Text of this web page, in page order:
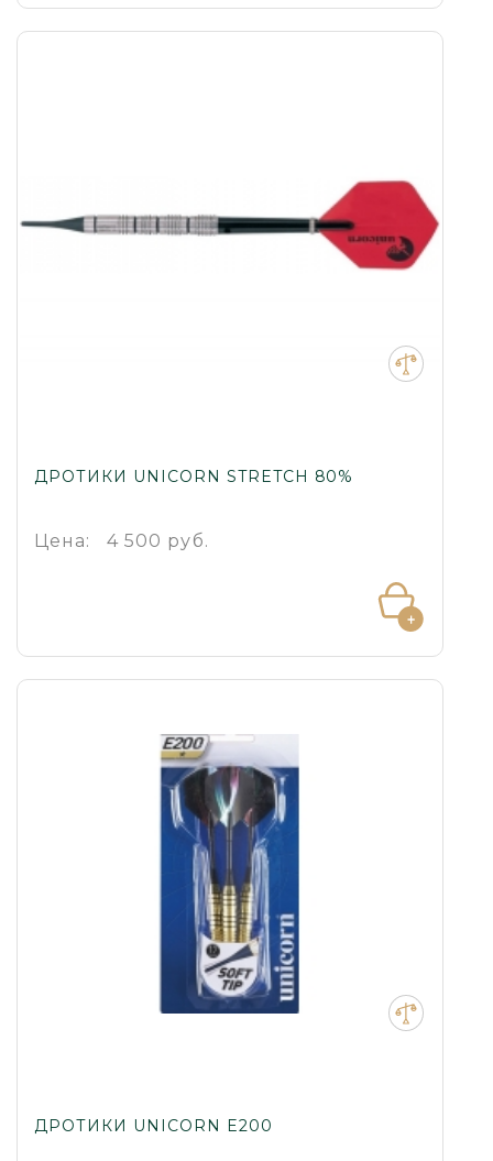
ДРОТИКИ UNICORN STRETCH 80%
Цена: 4 500 руб.
ДРОТИКИ UNICORN E200